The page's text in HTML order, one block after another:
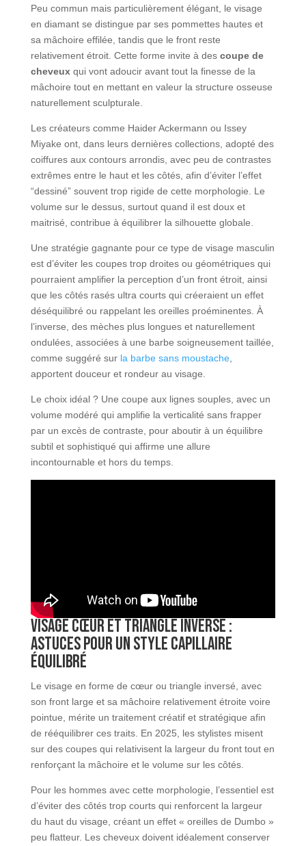
Peu commun mais particulièrement élégant, le visage
en diamant se distingue par ses pommettes hautes et
sa mâchoire effilée, tandis que le front reste
relativement étroit. Cette forme invite à des coupe de
cheveuxqui vont adoucir avant tout la finesse de la
mâchoire tout en mettant en valeur la structure osseuse
naturellement sculpturale.
Les créateurs comme Haider Ackermann ou Issey
Miyake ont, dans leurs dernières collections, adopté des
coiffures aux contours arrondis, avec peu de contrastes
extrêmes entre le haut et les côtés, afin d’éviter l’effet
“dessiné” souvent trop rigide de cette morphologie. Le
volume sur le dessus, surtout quand il est doux et
maitrisé, contribue à équilibrer la silhouette globale.
Une stratégie gagnante pour ce type de visage masculin
est d’éviter les coupes trop droites ou géométriques qui
pourraient amplifier la perception d’un front étroit, ainsi
que les côtés rasés ultra courts qui créeraient un effet
déséquilibré ou rappelant les oreilles proéminentes. À
l’inverse, des mèches plus longues et naturellement
ondulées, associées à une barbe soigneusement taillée,
comme suggéré sur la barbe sans moustache,
apportent douceur et rondeur au visage.
Le choix idéal ? Une coupe aux lignes souples, avec un
volume modéré qui amplifie la verticalité sans frapper
par un excès de contraste, pour aboutir à un équilibre
subtil et sophistiqué qui affirme une allure
incontournable et hors du temps.
Visage cœur et triangle inversé :
astuces pour un style capillaire
équilibré
Le visage en forme de cœur ou triangle inversé, avec
son front large et sa mâchoire relativement étroite voire
pointue, mérite un traitement créatif et stratégique afin
de rééquilibrer ces traits. En 2025, les stylistes misent
sur des coupes qui relativisent la largeur du front tout en
renforçant la mâchoire et le volume sur les côtés.
Pour les hommes avec cette morphologie, l’essentiel est
d’éviter des côtés trop courts qui renforcent la largeur
du haut du visage, créant un effet « oreilles de Dumbo »
peu flatteur. Les cheveux doivent idéalement conserver